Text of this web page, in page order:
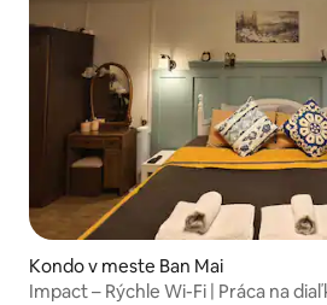
Kondo v meste Ban Mai
Impact – Rýchle Wi-Fi | Práca na